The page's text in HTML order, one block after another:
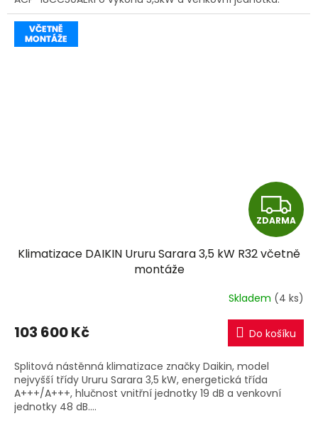
Z
D
A
R
M
A
ZDARMA
Klimatizace DAIKIN Ururu Sarara 3,5 kW R32 včetně
montáže
Skladem (4 ks)
103 600 Kč Do košíku
Splitová nástěnná klimatizace značky Daikin, model
nejvyšší třídy Ururu Sarara 3,5 kW, energetická třída
A+++/A+++, hlučnost vnitřní jednotky 19 dB a venkovní
jednotky 48 dB....